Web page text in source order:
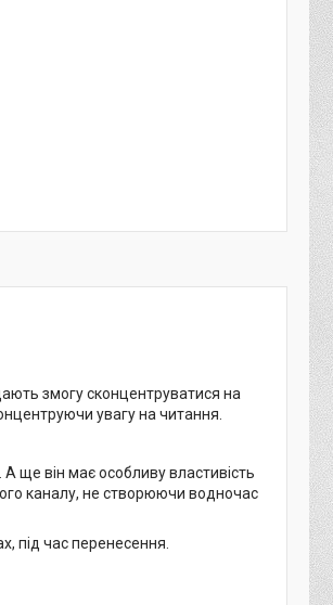
змогу сконцентруватися на
увагу на читання.
ще він має особливу властивість
каналу, не створюючи водночас
під час перенесення.